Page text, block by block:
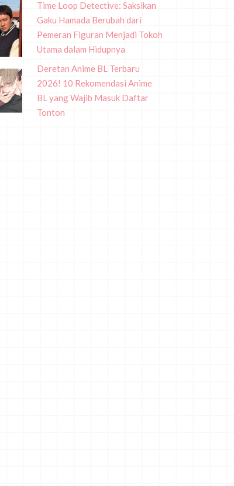
Time Loop Detective: Saksikan
Gaku Hamada Berubah dari
Pemeran Figuran Menjadi Tokoh
Utama dalam Hidupnya
Deretan Anime BL Terbaru
2026! 10 Rekomendasi Anime
BL yang Wajib Masuk Daftar
Tonton